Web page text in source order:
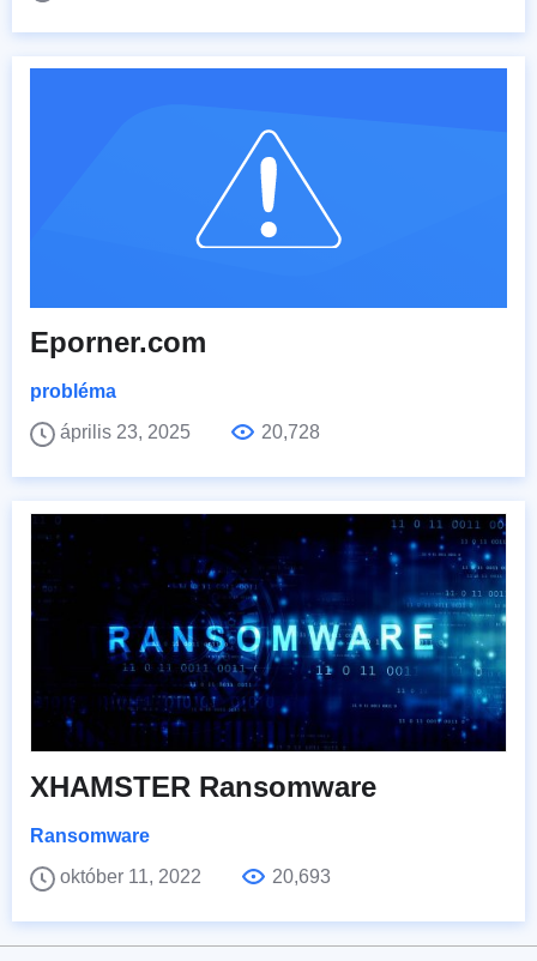
Eporner.com
probléma
április 23, 2025
20,728
XHAMSTER Ransomware
Ransomware
október 11, 2022
20,693